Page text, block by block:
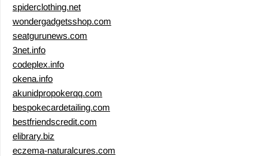
spiderclothing.net
wondergadgetsshop.com
seatgurunews.com
3net.info
codeplex.info
okena.info
akunidpropokerqq.com
bespokecardetailing.com
bestfriendscredit.com
elibrary.biz
eczema-naturalcures.com